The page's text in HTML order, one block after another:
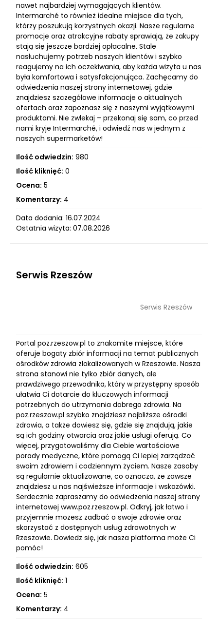
nawet najbardziej wymagających klientów.
Intermarché to również idealne miejsce dla tych,
którzy poszukują korzystnych okazji. Nasze regularne
promocje oraz atrakcyjne rabaty sprawiają, że zakupy
stają się jeszcze bardziej opłacalne. Stale
nasłuchujemy potrzeb naszych klientów i szybko
reagujemy na ich oczekiwania, aby każda wizyta u nas
była komfortowa i satysfakcjonująca. Zachęcamy do
odwiedzenia naszej strony internetowej, gdzie
znajdziesz szczegółowe informacje o aktualnych
ofertach oraz zapoznasz się z naszymi wyjątkowymi
produktami. Nie zwlekaj – przekonaj się sam, co przed
nami kryje Intermarché, i odwiedź nas w jednym z
naszych supermarketów!
Ilość odwiedzin: 980
Ilość kliknięć: 0
Ocena: 5
Komentarzy: 4
Data dodania: 16.07.2024
Ostatnia wizyta: 07.08.2026
Serwis Rzeszów
Serwis Rzeszów
Portal poz.rzeszow.pl to znakomite miejsce, które
oferuje bogaty zbiór informacji na temat publicznych
ośrodków zdrowia zlokalizowanych w Rzeszowie. Nasza
strona stanowi nie tylko zbiór danych, ale
prawdziwego przewodnika, który w przystępny sposób
ułatwia Ci dotarcie do kluczowych informacji
potrzebnych do utrzymania dobrego zdrowia. Na
poz.rzeszow.pl szybko znajdziesz najbliższe ośrodki
zdrowia, a także dowiesz się, gdzie się znajdują, jakie
są ich godziny otwarcia oraz jakie usługi oferują. Co
więcej, przygotowaliśmy dla Ciebie wartościowe
porady medyczne, które pomogą Ci lepiej zarządzać
swoim zdrowiem i codziennym życiem. Nasze zasoby
są regularnie aktualizowane, co oznacza, że zawsze
znajdziesz u nas najświeższe informacje i wskazówki.
Serdecznie zapraszamy do odwiedzenia naszej strony
internetowej www.poz.rzeszow.pl. Odkryj, jak łatwo i
przyjemnie możesz zadbać o swoje zdrowie oraz
skorzystać z dostępnych usług zdrowotnych w
Rzeszowie. Dowiedz się, jak nasza platforma może Ci
pomóc!
Ilość odwiedzin: 605
Ilość kliknięć: 1
Ocena: 5
Komentarzy: 4